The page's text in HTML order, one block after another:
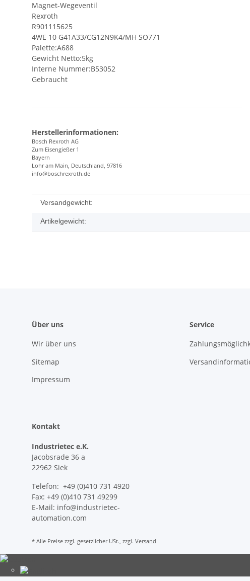
Magnet-Wegeventil
Rexroth
R901115625
4WE 10 G41A33/CG12N9K4/MH SO771
Palette:A688
Gewicht Netto:5kg
Interne Nummer:B53052
Gebraucht
Herstellerinformationen:
Bosch Rexroth AG
Zum Eisengießer 1
Bayern
Lohr am Main, Deutschland, 97816
info@boschrexroth.de
Versandgewicht:
Artikelgewicht:
Über uns
Wir über uns
Sitemap
Impressum
Service
Kontakt
Industrietec e.K.
Jacobsrade 36 a
22962 Siek
Telefon: +49 (0)410 731 4920
Fax: +49 (0)410 731 49299
E-Mail: info@industrietec-
automation.com
* Alle Preise zzgl. gesetzlicher USt., zzgl. Versand